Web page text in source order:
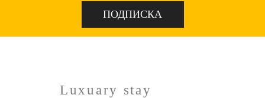
Luxuary stay